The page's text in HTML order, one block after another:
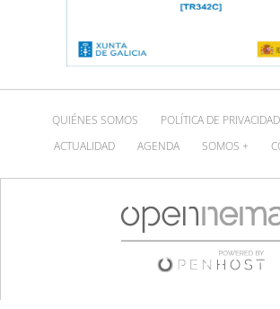
QUIÉNES SOMOS POLÍTICA DE PRIVACIDAD
ACTUALIDAD
AGENDA SOMOS +